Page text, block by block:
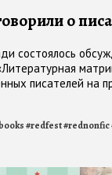
о
состоялось
писателей на
#redfest#rednonfic